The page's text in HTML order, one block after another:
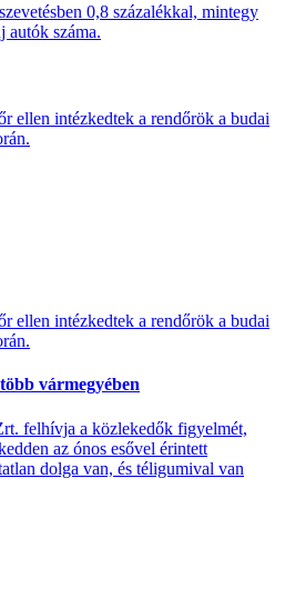
0,8 százalékkal, mintegy
autók száma.
ellen intézkedtek a rendőrök a budai
ellen intézkedtek a rendőrök a budai
vármegyében
felhívja a közlekedők figyelmét,
az ónos esővel érintett
dolga van, és téligumival van